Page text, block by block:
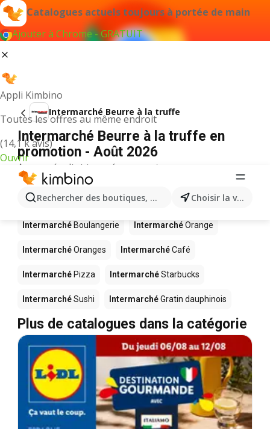
Catalogues actuels toujours à portée de main
Ajouter à Chrome - GRATUIT
Appli Kimbino
Toutes les offres au même endroit
(14,1 k avis)
Ouvrir
Rechercher des boutiques, des catégories, des Choisir la ville
Intermarché Beurre à la truffe
Intermarché Beurre à la truffe en
promotion - Août 2026
Aucun résultat trouvé pour ce terme.
D’autres produits dans les magasins
Intermarché
Intermarché Boulangerie IntermarchéOrange
IntermarchéOranges IntermarchéCafé
Intermarché Pizza IntermarchéStarbucks
IntermarchéSushi IntermarchéGratin dauphinois
Plus de catalogues dans la catégorie